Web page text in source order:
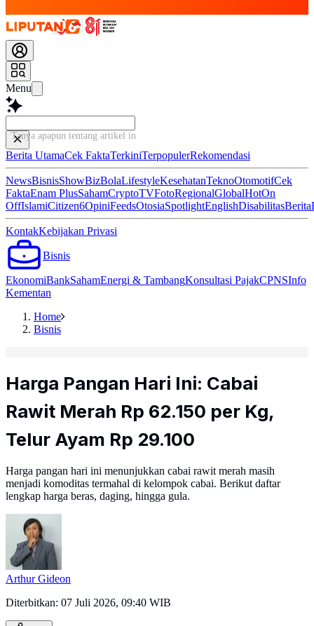
Menu
Tanya apapun tentang artikel ini...
Berita UtamaCek FaktaTerkiniTerpopulerRekomendasi
NewsBisnisShowBizBolaLifestyleKesehatanTeknoOtomotifCek
FaktaEnam PlusSahamCryptoTVFotoRegionalGlobalHotOn
OffIslamiCitizen6OpiniFeedsOtosiaSpotlightEnglishDisabilitasBerita
KontakKebijakan Privasi
Bisnis
EkonomiBankSahamEnergi & TambangKonsultasi PajakCPNSInfo
Kementan
Home
Bisnis
Harga Pangan Hari Ini: Cabai
Rawit Merah Rp 62.150 per Kg,
Telur Ayam Rp 29.100
Harga pangan hari ini menunjukkan cabai rawit merah masih
menjadi komoditas termahal di kelompok cabai. Berikut daftar
lengkap harga beras, daging, hingga gula.
Arthur Gideon
Diterbitkan: 07 Juli 2026, 09:40 WIB